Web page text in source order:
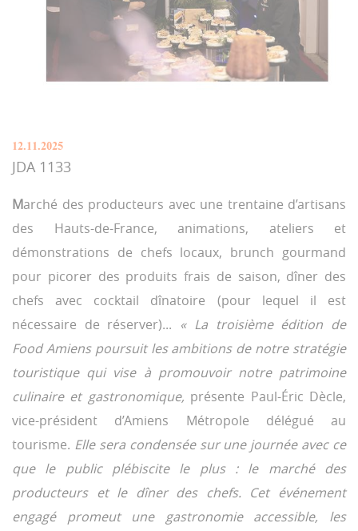
12.11.2025
JDA 1133
Marché des producteurs avec une trentaine d’artisans
des Hauts-de-France, animations, ateliers et
démonstrations de chefs locaux, brunch gourmand
pour picorer des produits frais de saison, dîner des
chefs avec cocktail dînatoire (pour lequel il est
nécessaire de réserver)... « La troisième édition de
Food Amiens poursuit les ambitions de notre stratégie
touristique qui vise à promouvoir notre patrimoine
culinaire et gastronomique, présente Paul-Éric Dècle,
vice-président d’Amiens Métropole délégué au
tourisme. Elle sera condensée sur une journée avec ce
que le public plébiscite le plus : le marché des
producteurs et le dîner des chefs. Cet événement
engagé promeut une gastronomie accessible, les